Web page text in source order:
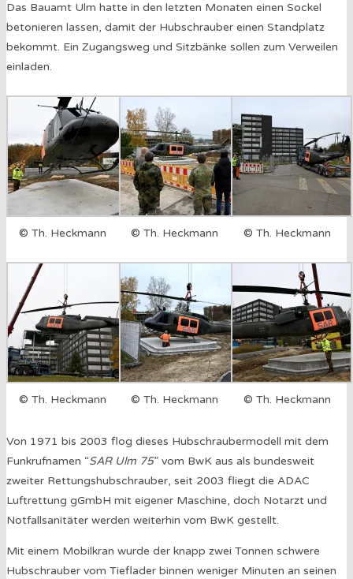
Das Bauamt Ulm hatte in den letzten Monaten einen Sockel
betonieren lassen, damit der Hubschrauber einen Standplatz
bekommt. Ein Zugangsweg und Sitzbänke sollen zum Verweilen
einladen.
© Th. Heckmann © Th. Heckmann © Th. Heckmann
© Th. Heckmann © Th. Heckmann © Th. Heckmann
Von 1971 bis 2003 flog dieses Hubschraubermodell mit dem
Funkrufnamen “SAR Ulm 75” vom BwK aus als bundesweit
zweiter Rettungshubschrauber, seit 2003 fliegt die ADAC
Luftrettung gGmbH mit eigener Maschine, doch Notarzt und
Notfallsanitäter werden weiterhin vom BwK gestellt.
Mit einem Mobilkran wurde der knapp zwei Tonnen schwere
Hubschrauber vom Tieflader binnen weniger Minuten an seinen